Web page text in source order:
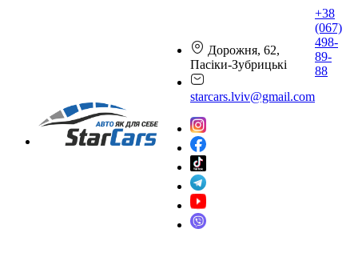
Дорожня, 62,
Пасіки-Зубрицькі
starcars.lviv@gmail.com
+38
(067)
498-
89-
88